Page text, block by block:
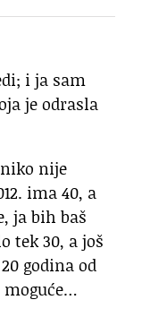
i ja sam
je odrasla
nije
ima 40, a
ja bih baš
tek 30, a još
godina od
moguće…